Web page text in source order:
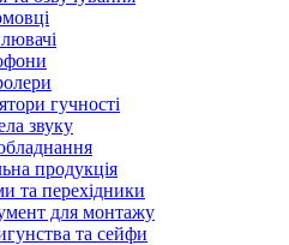
гучності
звуку
продукція
та перехідники
для монтажу
та сейфи